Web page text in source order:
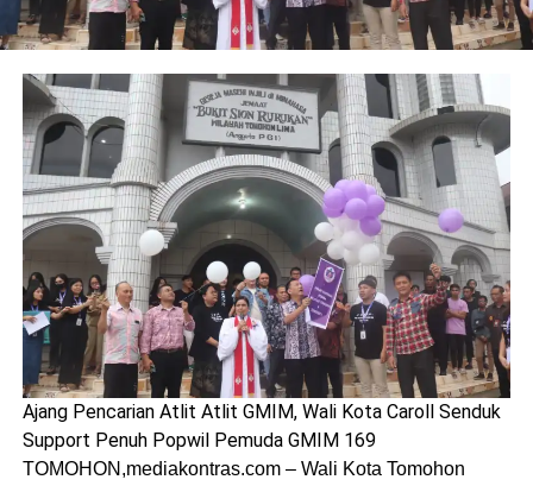
Ajang Pencarian Atlit Atlit GMIM, Wali Kota Caroll Senduk
Support Penuh Popwil Pemuda GMIM 169
TOMOHON,mediakontras.com – Wali Kota Tomohon